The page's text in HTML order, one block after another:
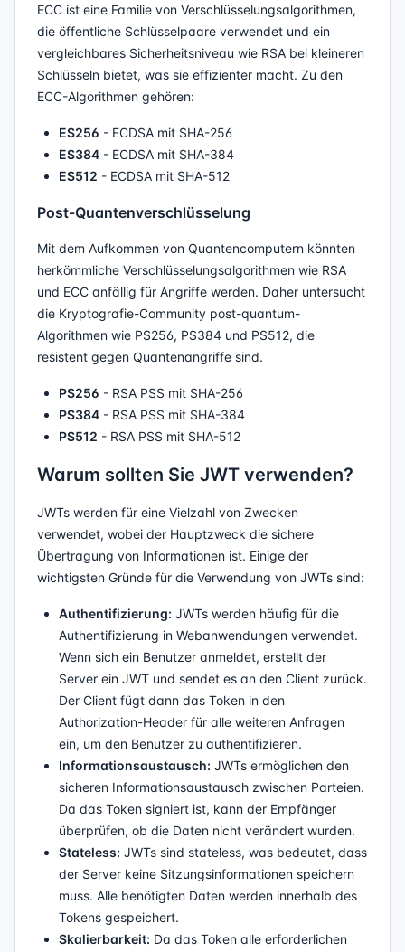
ECC ist eine Familie von Verschlüsselungsalgorithmen,
die öffentliche Schlüsselpaare verwendet und ein
vergleichbares Sicherheitsniveau wie RSA bei kleineren
Schlüsseln bietet, was sie effizienter macht. Zu den
ECC-Algorithmen gehören:
ES256 - ECDSA mit SHA-256
ES384 - ECDSA mit SHA-384
ES512 - ECDSA mit SHA-512
Post-Quantenverschlüsselung
Mit dem Aufkommen von Quantencomputern könnten
herkömmliche Verschlüsselungsalgorithmen wie RSA
und ECC anfällig für Angriffe werden. Daher untersucht
die Kryptografie-Community post-quantum-
Algorithmen wie PS256, PS384 und PS512, die
resistent gegen Quantenangriffe sind.
PS256 - RSA PSS mit SHA-256
PS384 - RSA PSS mit SHA-384
PS512 - RSA PSS mit SHA-512
Warum sollten Sie JWT verwenden?
JWTs werden für eine Vielzahl von Zwecken
verwendet, wobei der Hauptzweck die sichere
Übertragung von Informationen ist. Einige der
wichtigsten Gründe für die Verwendung von JWTs sind:
Authentifizierung: JWTs werden häufig für die
Authentifizierung in Webanwendungen verwendet.
Wenn sich ein Benutzer anmeldet, erstellt der
Server ein JWT und sendet es an den Client zurück.
Der Client fügt dann das Token in den
Authorization-Header für alle weiteren Anfragen
ein, um den Benutzer zu authentifizieren.
Informationsaustausch: JWTs ermöglichen den
sicheren Informationsaustausch zwischen Parteien.
Da das Token signiert ist, kann der Empfänger
überprüfen, ob die Daten nicht verändert wurden.
Stateless: JWTs sind stateless, was bedeutet, dass
der Server keine Sitzungsinformationen speichern
muss. Alle benötigten Daten werden innerhalb des
Tokens gespeichert.
Skalierbarkeit: Da das Token alle erforderlichen